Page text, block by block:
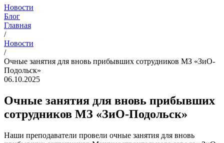
Новости
Блог
Главная
/
Новости
/
Очные занятия для вновь прибывших сотрудников МЗ «ЗиО-
Подольск»
06.10.2025
Очные занятия для вновь прибывших
сотрудников МЗ «ЗиО-Подольск»
Наши преподаватели провели очные занятия для вновь